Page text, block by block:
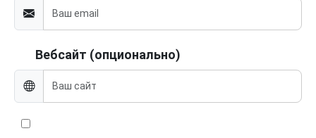
Вебсайт (опционально)